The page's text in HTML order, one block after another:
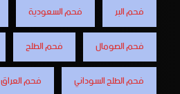
فحم البر
فحم السعودية
فحم الصومال
فحم الطلح
فحم الطلح السوداني
فحم العراق